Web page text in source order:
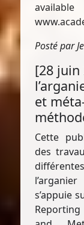
Posté par
[28
et
Cette
des
s’appuie